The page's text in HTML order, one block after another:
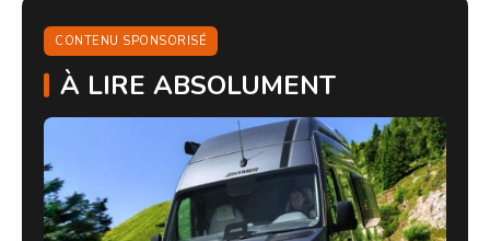
CONTENU SPONSORISÉ
À LIRE ABSOLUMENT